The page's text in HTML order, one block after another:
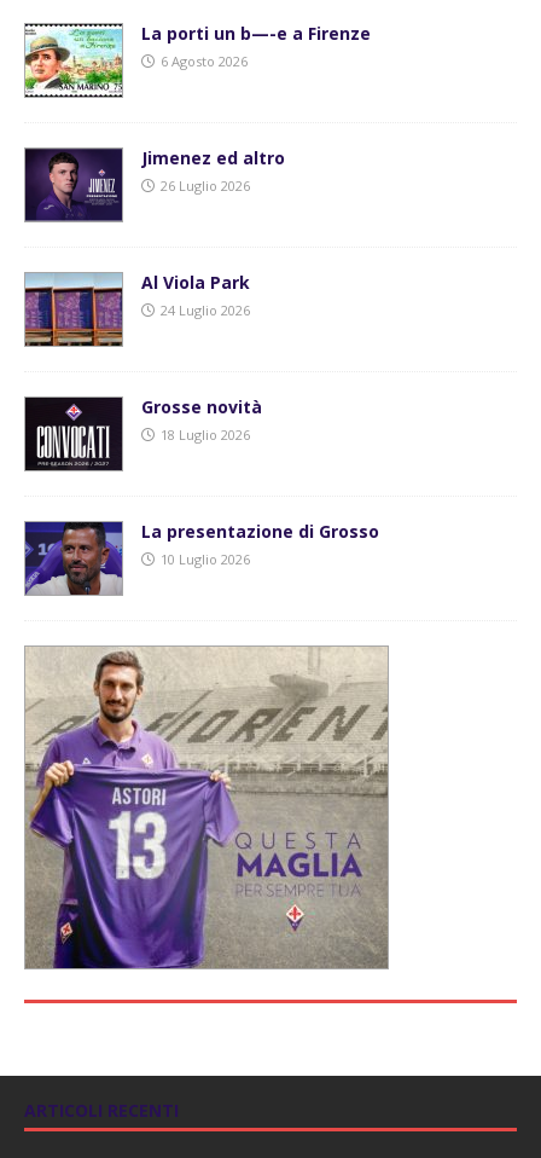
La porti un b—-e a Firenze
6 Agosto 2026
Jimenez ed altro
26 Luglio 2026
Al Viola Park
24 Luglio 2026
Grosse novità
18 Luglio 2026
La presentazione di Grosso
10 Luglio 2026
ARTICOLI RECENTI